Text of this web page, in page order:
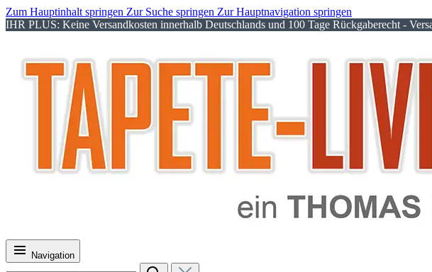
Zum Hauptinhalt springen Zur Suche springen Zur Hauptnavigation springen
IHR PLUS: Keine Versandkosten innerhalb Deutschlands und 100 Tage Rückgaberecht -
Navigation